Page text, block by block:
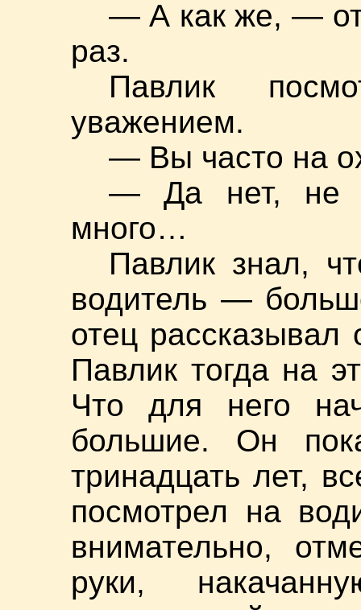
— А как же, —
раз.
Павлик
уважением.
— Вы часто на
— Да нет, не
много…
Павлик знал,
водитель —
отец
Павлик тогда на
Что для него
большие. Он
тринадцать лет,
посмотрел на
внимательно,
руки,